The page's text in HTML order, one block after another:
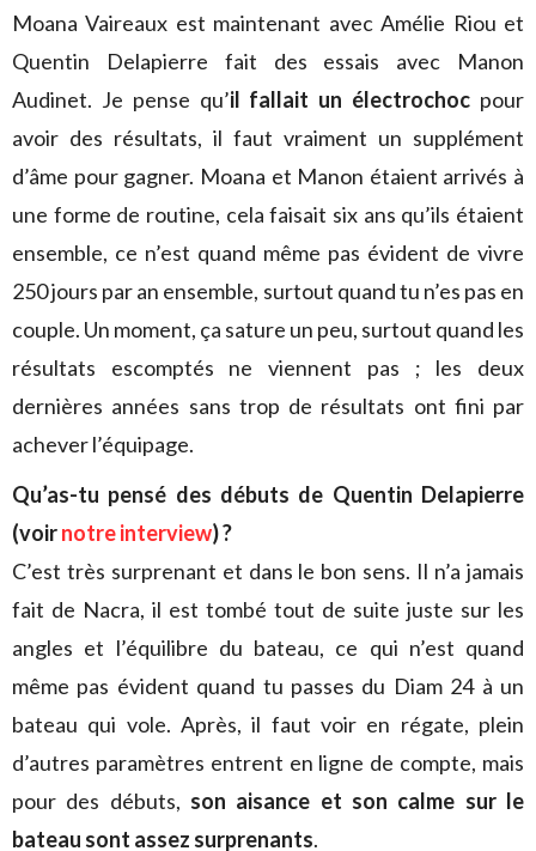
Moana Vaireaux est maintenant avec Amélie Riou et
Quentin Delapierre fait des essais avec Manon
Audinet. Je pense qu’il fallait un électrochoc pour
avoir des résultats, il faut vraiment un supplément
d’âme pour gagner. Moana et Manon étaient arrivés à
une forme de routine, cela faisait six ans qu’ils étaient
ensemble, ce n’est quand même pas évident de vivre
250 jours par an ensemble, surtout quand tu n’es pas en
couple. Un moment, ça sature un peu, surtout quand les
résultats escomptés ne viennent pas ; les deux
dernières années sans trop de résultats ont fini par
achever l’équipage.
Qu’as-tu pensé des débuts de Quentin Delapierre
(voirnotre interview) ?
C’est très surprenant et dans le bon sens. Il n’a jamais
fait de Nacra, il est tombé tout de suite juste sur les
angles et l’équilibre du bateau, ce qui n’est quand
même pas évident quand tu passes du Diam 24 à un
bateau qui vole. Après, il faut voir en régate, plein
d’autres paramètres entrent en ligne de compte, mais
pour des débuts, son aisance et son calme sur le
bateau sont assez surprenants.